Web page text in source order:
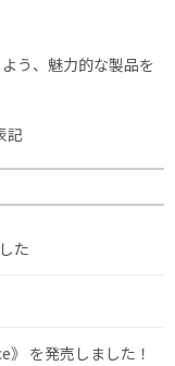
う、魅力的な製品を
記
た
》 を発売しました！